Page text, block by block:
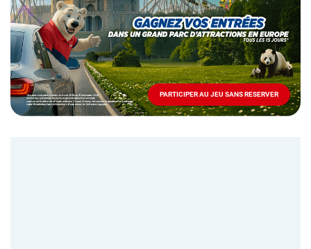
-
Décembre
2026
Locations
PARTICIPER AU JEU SANS RESERVER
PARTICIPER
AU
JEU